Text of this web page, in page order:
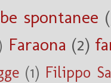
spontanee
Faraona (2)
(1) Filippo